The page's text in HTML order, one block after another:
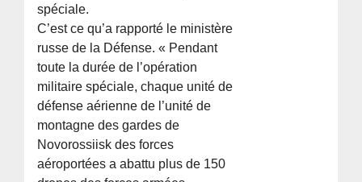
spéciale.
C’est ce qu’a rapporté le ministère
russe de la Défense. « Pendant
toute la durée de l’opération
militaire spéciale, chaque unité de
défense aérienne de l’unité de
montagne des gardes de
Novorossiisk des forces
aéroportées a abattu plus de 150